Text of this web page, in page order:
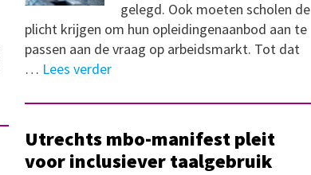
gelegd. Ook moeten scholen de
plicht krijgen om hun opleidingenaanbod aan te
passen aan de vraag op arbeidsmarkt. Tot dat
… Lees verder
Utrechts mbo-manifest pleit
voor inclusiever taalgebruik